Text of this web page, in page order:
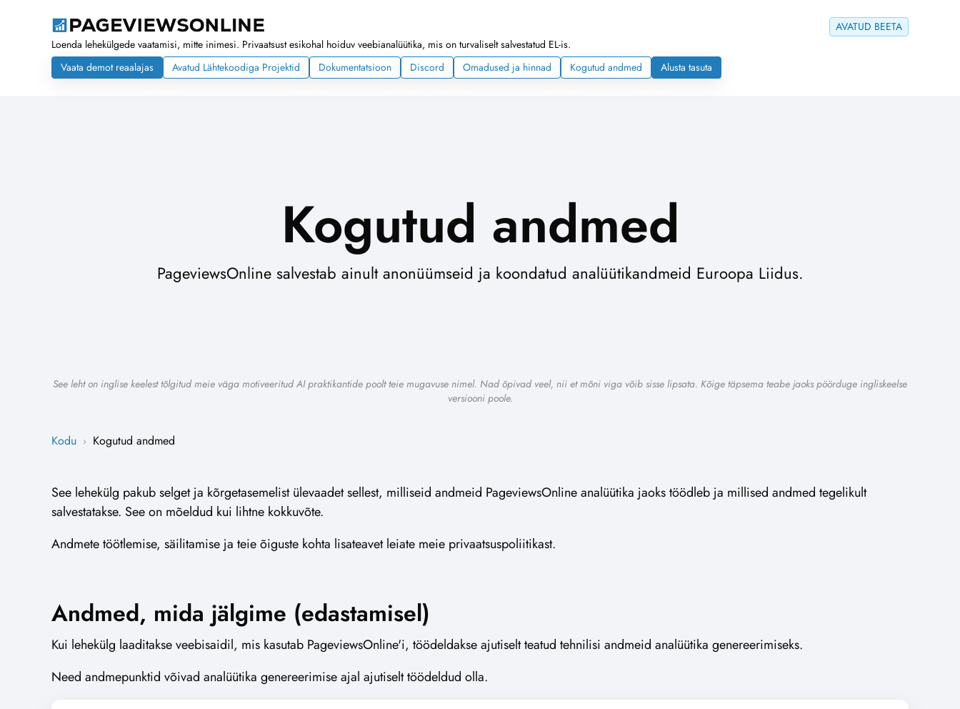
AVATUD BEETA
Loenda lehekülgede vaatamisi, mitte inimesi. Privaatsust esikohal hoiduv veebianalüütika, mis on turvaliselt salvestatud EL-is.
Vaata demot reaalajas
Avatud Lähtekoodiga Projektid Dokumentatsioon Discord Omadused ja hinnad Kogutud andmed Alusta tasuta
Kogutud andmed
PageviewsOnline salvestab ainult anonüümseid ja koondatud analüütikandmeid Euroopa Liidus.
See leht on inglise keelest tõlgitud meie väga motiveeritud AI praktikantide poolt teie mugavuse nimel. Nad õpivad veel, nii et mõni viga võib sisse lipsata. Kõige täpsema teabe jaoks pöörduge ingliskeelse
versiooni poole.
Kodu › Kogutud andmed
See lehekülg pakub selget ja kõrgetasemelist ülevaadet sellest, milliseid andmeid PageviewsOnline analüütika jaoks töödleb ja millised andmed tegelikult
salvestatakse. See on mõeldud kui lihtne kokkuvõte.
Andmete töötlemise, säilitamise ja teie õiguste kohta lisateavet leiate meie privaatsuspoliitikast.
Andmed, mida jälgime (edastamisel)
Kui lehekülg laaditakse veebisaidil, mis kasutab PageviewsOnline'i, töödeldakse ajutiselt teatud tehnilisi andmeid analüütika genereerimiseks.
Need andmepunktid võivad analüütika genereerimise ajal ajutiselt töödeldud olla.